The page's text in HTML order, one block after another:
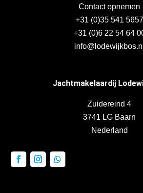
Contact opnemen
+31 (0)35 541 5657
+31 (0)6 22 54 64
info@lodewijkbos.nl
Jachtmakelaardij
Zuidereind 4
3741 LG Baarn
Nederland